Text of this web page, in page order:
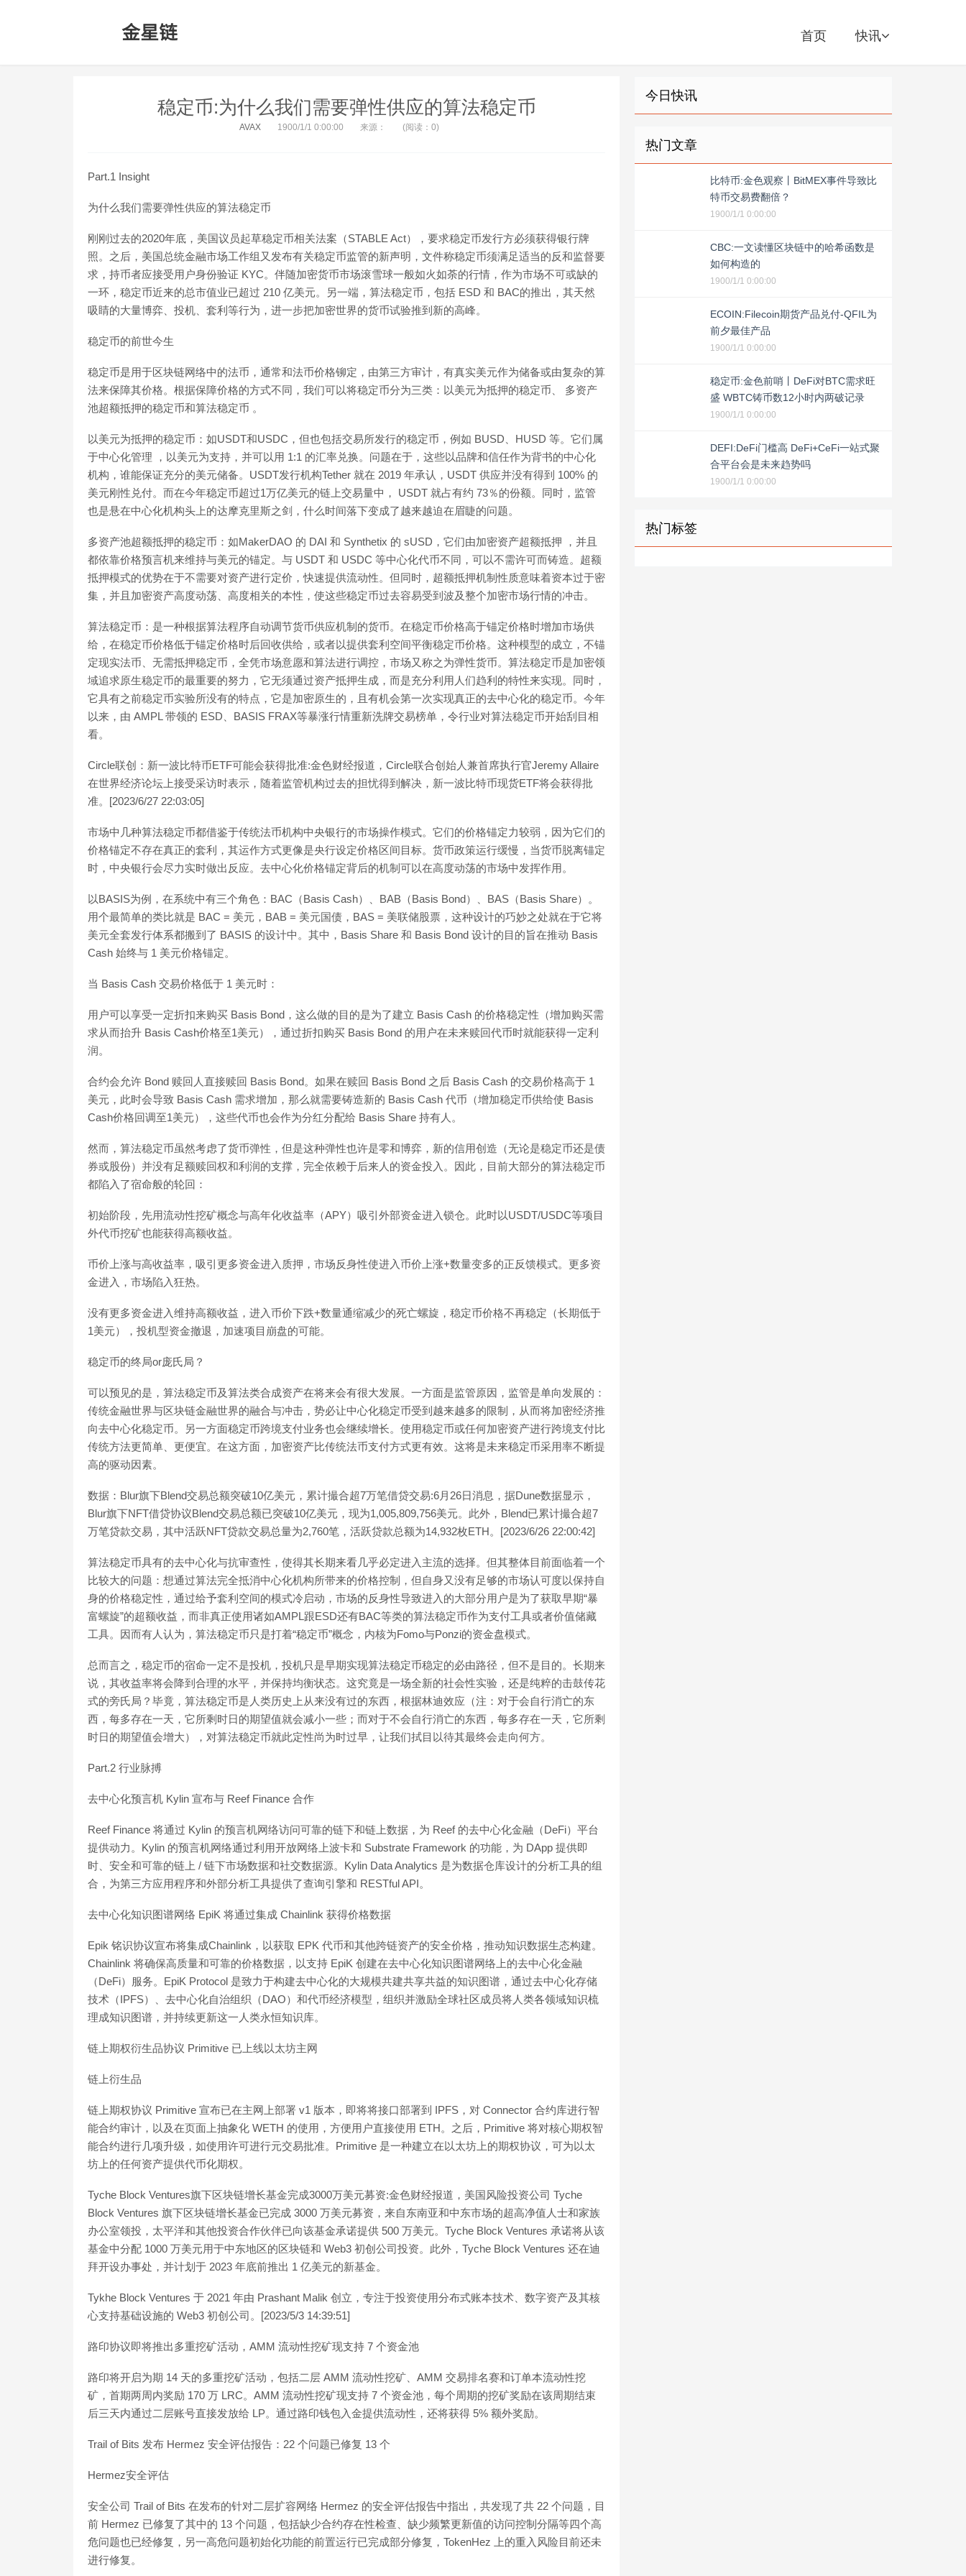
首页 快讯
稳定币:为什么我们需要弹性供应的算法稳定币
AVAX 1900/1/1 0:00:00 来源： (阅读：0)
Part.1 Insight
为什么我们需要弹性供应的算法稳定币
刚刚过去的2020年底，美国议员起草稳定币相关法案（STABLE Act），要求稳定币发行方必须获得银行牌
照。之后，美国总统金融市场工作组又发布有关稳定币监管的新声明，文件称稳定币须满足适当的反和监督要
求，持币者应接受用户身份验证 KYC。伴随加密货币市场滚雪球一般如火如荼的行情，作为市场不可或缺的
一环，稳定币近来的总市值业已超过 210 亿美元。另一端，算法稳定币，包括 ESD 和 BAC的推出，其天然
吸睛的大量博弈、投机、套利等行为，进一步把加密世界的货币试验推到新的高峰。
稳定币的前世今生
稳定币是用于区块链网络中的法币，通常和法币价格铆定，由第三方审计，有真实美元作为储备或由复杂的算
法来保障其价格。根据保障价格的方式不同，我们可以将稳定币分为三类：以美元为抵押的稳定币、 多资产
池超额抵押的稳定币和算法稳定币 。
以美元为抵押的稳定币：如USDT和USDC，但也包括交易所发行的稳定币，例如 BUSD、HUSD 等。它们属
于中心化管理 ，以美元为支持，并可以用 1:1 的汇率兑换。问题在于，这些以品牌和信任作为背书的中心化
机构，谁能保证充分的美元储备。USDT发行机构Tether 就在 2019 年承认，USDT 供应并没有得到 100% 的
美元刚性兑付。而在今年稳定币超过1万亿美元的链上交易量中， USDT 就占有约 73％的份额。同时，监管
也是悬在中心化机构头上的达摩克里斯之剑，什么时间落下变成了越来越迫在眉睫的问题。
多资产池超额抵押的稳定币：如MakerDAO 的 DAI 和 Synthetix 的 sUSD，它们由加密资产超额抵押 ，并且
都依靠价格预言机来维持与美元的锚定。与 USDT 和 USDC 等中心化代币不同，可以不需许可而铸造。超额
抵押模式的优势在于不需要对资产进行定价，快速提供流动性。但同时，超额抵押机制性质意味着资本过于密
集，并且加密资产高度动荡、高度相关的本性，使这些稳定币过去容易受到波及整个加密市场行情的冲击。
算法稳定币：是一种根据算法程序自动调节货币供应机制的货币。在稳定币价格高于锚定价格时增加市场供
给，在稳定币价格低于锚定价格时后回收供给，或者以提供套利空间平衡稳定币价格。这种模型的成立，不锚
定现实法币、无需抵押稳定币，全凭市场意愿和算法进行调控，市场又称之为弹性货币。算法稳定币是加密领
域追求原生稳定币的最重要的努力，它无须通过资产抵押生成，而是充分利用人们趋利的特性来实现。同时，
它具有之前稳定币实验所没有的特点，它是加密原生的，且有机会第一次实现真正的去中心化的稳定币。今年
以来，由 AMPL 带领的 ESD、BASIS FRAX等暴涨行情重新洗牌交易榜单，令行业对算法稳定币开始刮目相
看。
Circle联创：新一波比特币ETF可能会获得批准:金色财经报道，Circle联合创始人兼首席执行官Jeremy Allaire
在世界经济论坛上接受采访时表示，随着监管机构过去的担忧得到解决，新一波比特币现货ETF将会获得批
准。[2023/6/27 22:03:05]
市场中几种算法稳定币都借鉴于传统法币机构中央银行的市场操作模式。它们的价格锚定力较弱，因为它们的
价格锚定不存在真正的套利，其运作方式更像是央行设定价格区间目标。货币政策运行缓慢，当货币脱离锚定
时，中央银行会尽力实时做出反应。去中心化价格锚定背后的机制可以在高度动荡的市场中发挥作用。
以BASIS为例，在系统中有三个角色：BAC（Basis Cash）、BAB（Basis Bond）、BAS（Basis Share）。
用个最简单的类比就是 BAC = 美元，BAB = 美元国债，BAS = 美联储股票，这种设计的巧妙之处就在于它将
美元全套发行体系都搬到了 BASIS 的设计中。其中，Basis Share 和 Basis Bond 设计的目的旨在推动 Basis
Cash 始终与 1 美元价格锚定。
当 Basis Cash 交易价格低于 1 美元时：
用户可以享受一定折扣来购买 Basis Bond，这么做的目的是为了建立 Basis Cash 的价格稳定性（增加购买需
求从而抬升 Basis Cash价格至1美元），通过折扣购买 Basis Bond 的用户在未来赎回代币时就能获得一定利
润。
合约会允许 Bond 赎回人直接赎回 Basis Bond。如果在赎回 Basis Bond 之后 Basis Cash 的交易价格高于 1
美元，此时会导致 Basis Cash 需求增加，那么就需要铸造新的 Basis Cash 代币（增加稳定币供给使 Basis
Cash价格回调至1美元），这些代币也会作为分红分配给 Basis Share 持有人。
然而，算法稳定币虽然考虑了货币弹性，但是这种弹性也许是零和博弈，新的信用创造（无论是稳定币还是债
券或股份）并没有足额赎回权和利润的支撑，完全依赖于后来人的资金投入。因此，目前大部分的算法稳定币
都陷入了宿命般的轮回：
初始阶段，先用流动性挖矿概念与高年化收益率（APY）吸引外部资金进入锁仓。此时以USDT/USDC等项目
外代币挖矿也能获得高额收益。
币价上涨与高收益率，吸引更多资金进入质押，市场反身性使进入币价上涨+数量变多的正反馈模式。更多资
金进入，市场陷入狂热。
没有更多资金进入维持高额收益，进入币价下跌+数量通缩减少的死亡螺旋，稳定币价格不再稳定（长期低于
1美元），投机型资金撤退，加速项目崩盘的可能。
稳定币的终局or庞氏局？
可以预见的是，算法稳定币及算法类合成资产在将来会有很大发展。一方面是监管原因，监管是单向发展的：
传统金融世界与区块链金融世界的融合与冲击，势必让中心化稳定币受到越来越多的限制，从而将加密经济推
向去中心化稳定币。另一方面稳定币跨境支付业务也会继续增长。使用稳定币或任何加密资产进行跨境支付比
传统方法更简单、更便宜。在这方面，加密资产比传统法币支付方式更有效。这将是未来稳定币采用率不断提
高的驱动因素。
数据：Blur旗下Blend交易总额突破10亿美元，累计撮合超7万笔借贷交易:6月26日消息，据Dune数据显示，
Blur旗下NFT借贷协议Blend交易总额已突破10亿美元，现为1,005,809,756美元。此外，Blend已累计撮合超7
万笔贷款交易，其中活跃NFT贷款交易总量为2,760笔，活跃贷款总额为14,932枚ETH。[2023/6/26 22:00:42]
算法稳定币具有的去中心化与抗审查性，使得其长期来看几乎必定进入主流的选择。但其整体目前面临着一个
比较大的问题：想通过算法完全抵消中心化机构所带来的价格控制，但自身又没有足够的市场认可度以保持自
身的价格稳定性，通过给予套利空间的模式冷启动，市场的反身性导致进入的大部分用户是为了获取早期“暴
富螺旋”的超额收益，而非真正使用诸如AMPL跟ESD还有BAC等类的算法稳定币作为支付工具或者价值储藏
工具。因而有人认为，算法稳定币只是打着“稳定币”概念，内核为Fomo与Ponzi的资金盘模式。
总而言之，稳定币的宿命一定不是投机，投机只是早期实现算法稳定币稳定的必由路径，但不是目的。长期来
说，其收益率将会降到合理的水平，并保持均衡状态。这究竟是一场全新的社会性实验，还是纯粹的击鼓传花
式的旁氏局？毕竟，算法稳定币是人类历史上从来没有过的东西，根据林迪效应（注：对于会自行消亡的东
西，每多存在一天，它所剩时日的期望值就会减小一些；而对于不会自行消亡的东西，每多存在一天，它所剩
时日的期望值会增大），对算法稳定币就此定性尚为时过早，让我们拭目以待其最终会走向何方。
Part.2 行业脉搏
去中心化预言机 Kylin 宣布与 Reef Finance 合作
Reef Finance 将通过 Kylin 的预言机网络访问可靠的链下和链上数据，为 Reef 的去中心化金融（DeFi）平台
提供动力。Kylin 的预言机网络通过利用开放网络上波卡和 Substrate Framework 的功能，为 DApp 提供即
时、安全和可靠的链上 / 链下市场数据和社交数据源。Kylin Data Analytics 是为数据仓库设计的分析工具的组
合，为第三方应用程序和外部分析工具提供了查询引擎和 RESTful API。
去中心化知识图谱网络 EpiK 将通过集成 Chainlink 获得价格数据
Epik 铭识协议宣布将集成Chainlink，以获取 EPK 代币和其他跨链资产的安全价格，推动知识数据生态构建。
Chainlink 将确保高质量和可靠的价格数据，以支持 EpiK 创建在去中心化知识图谱网络上的去中心化金融
（DeFi）服务。EpiK Protocol 是致力于构建去中心化的大规模共建共享共益的知识图谱，通过去中心化存储
技术（IPFS）、去中心化自治组织（DAO）和代币经济模型，组织并激励全球社区成员将人类各领域知识梳
理成知识图谱，并持续更新这一人类永恒知识库。
链上期权衍生品协议 Primitive 已上线以太坊主网
链上衍生品
链上期权协议 Primitive 宣布已在主网上部署 v1 版本，即将将接口部署到 IPFS，对 Connector 合约库进行智
能合约审计，以及在页面上抽象化 WETH 的使用，方便用户直接使用 ETH。之后，Primitive 将对核心期权智
能合约进行几项升级，如使用许可进行元交易批准。Primitive 是一种建立在以太坊上的期权协议，可为以太
坊上的任何资产提供代币化期权。
Tyche Block Ventures旗下区块链增长基金完成3000万美元募资:金色财经报道，美国风险投资公司 Tyche
Block Ventures 旗下区块链增长基金已完成 3000 万美元募资，来自东南亚和中东市场的超高净值人士和家族
办公室领投，太平洋和其他投资合作伙伴已向该基金承诺提供 500 万美元。Tyche Block Ventures 承诺将从该
基金中分配 1000 万美元用于中东地区的区块链和 Web3 初创公司投资。此外，Tyche Block Ventures 还在迪
拜开设办事处，并计划于 2023 年底前推出 1 亿美元的新基金。
Tykhe Block Ventures 于 2021 年由 Prashant Malik 创立，专注于投资使用分布式账本技术、数字资产及其核
心支持基础设施的 Web3 初创公司。[2023/5/3 14:39:51]
路印协议即将推出多重挖矿活动，AMM 流动性挖矿现支持 7 个资金池
路印将开启为期 14 天的多重挖矿活动，包括二层 AMM 流动性挖矿、AMM 交易排名赛和订单本流动性挖
矿，首期两周内奖励 170 万 LRC。AMM 流动性挖矿现支持 7 个资金池，每个周期的挖矿奖励在该周期结束
后三天内通过二层账号直接发放给 LP。通过路印钱包入金提供流动性，还将获得 5% 额外奖励。
Trail of Bits 发布 Hermez 安全评估报告：22 个问题已修复 13 个
Hermez安全评估
安全公司 Trail of Bits 在发布的针对二层扩容网络 Hermez 的安全评估报告中指出，共发现了共 22 个问题，目
前 Hermez 已修复了其中的 13 个问题，包括缺少合约存在性检查、缺少频繁更新值的访问控制分隔等四个高
危问题也已经修复，另一高危问题初始化功能的前置运行已完成部分修复，TokenHez 上的重入风险目前还未
进行修复。
今日快讯
热门文章
比特币:金色观察丨BitMEX事件导致比
特币交易费翻倍？
1900/1/1 0:00:00
CBC:一文读懂区块链中的哈希函数是
如何构造的
1900/1/1 0:00:00
ECOIN:Filecoin期货产品兑付-QFIL为
前夕最佳产品
1900/1/1 0:00:00
稳定币:金色前哨丨DeFi对BTC需求旺
盛 WBTC铸币数12小时内两破记录
1900/1/1 0:00:00
DEFI:DeFi门槛高 DeFi+CeFi一站式聚
合平台会是未来趋势吗
1900/1/1 0:00:00
热门标签